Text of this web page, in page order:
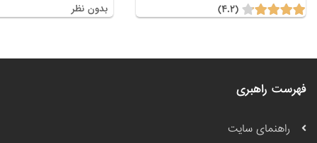
(۴.۲) بدون نظر
فهرست راهبری
راهنمای سایت